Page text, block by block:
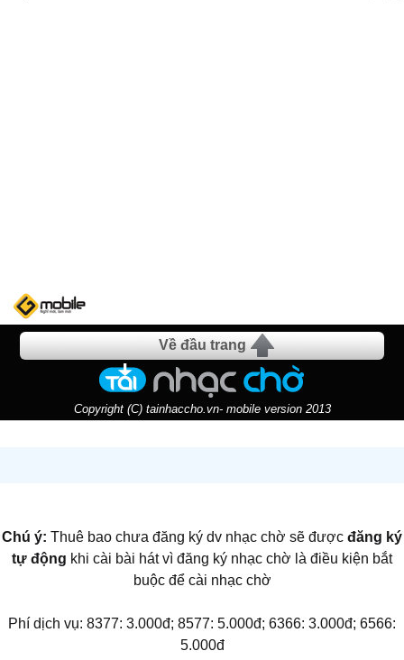
Về đầu trang
Copyright (C) tainhaccho.vn- mobile version 2013
Chú ý: Thuê bao chưa đăng ký dv nhạc chờ sẽ được đăng ký
tự động khi cài bài hát vì đăng ký nhạc chờ là điều kiện bắt
buộc để cài nhạc chờ
Phí dịch vụ: 8377: 3.000đ; 8577: 5.000đ; 6366: 3.000đ; 6566:
5.000đ